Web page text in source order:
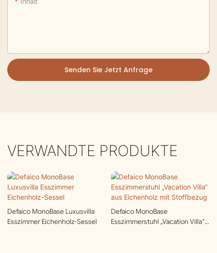
Senden Sie Jetzt Anfrage
VERWANDTE PRODUKTE
Defaico MonoBase Luxusvilla
Esszimmer Eichenholz-Sessel
Defaico MonoBase
Esszimmerstuhl „Vacation Villa“